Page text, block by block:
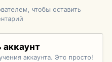
чтобы оставить
аккаунт
аккаунта. Это просто!